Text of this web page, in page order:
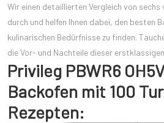
Wir einen detaillierten Vergleich von sechs
durch und helfen Ihnen dabei, den besten
kulinarischen Bedürfnisse zu finden.
die Vor- und Nachteile dieser
Privileg PBWR6
Backofen mit 100
Rezepten: